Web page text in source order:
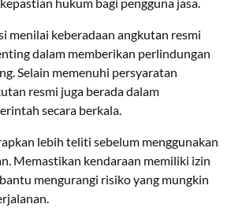
menilai keberadaan angkutan resmi
dalam memberikan perlindungan
Selain memenuhi persyaratan
resmi juga berada dalam
secara berkala.
lebih teliti sebelum menggunakan
Memastikan kendaraan memiliki izin
mengurangi risiko yang mungkin